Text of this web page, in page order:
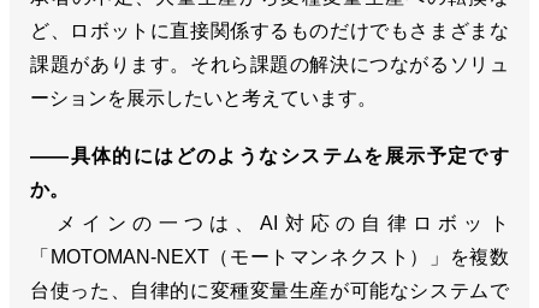
ど、ロボットに直接関係するものだけでもさまざまな
課題があります。それら課題の解決につながるソリュ
ーションを展示したいと考えています。
――具体的にはどのようなシステムを展示予定です
か。
メインの一つは、AI対応の自律ロボット
「MOTOMAN-NEXT（モートマンネクスト）」を複数
台使った、自律的に変種変量生産が可能なシステムで